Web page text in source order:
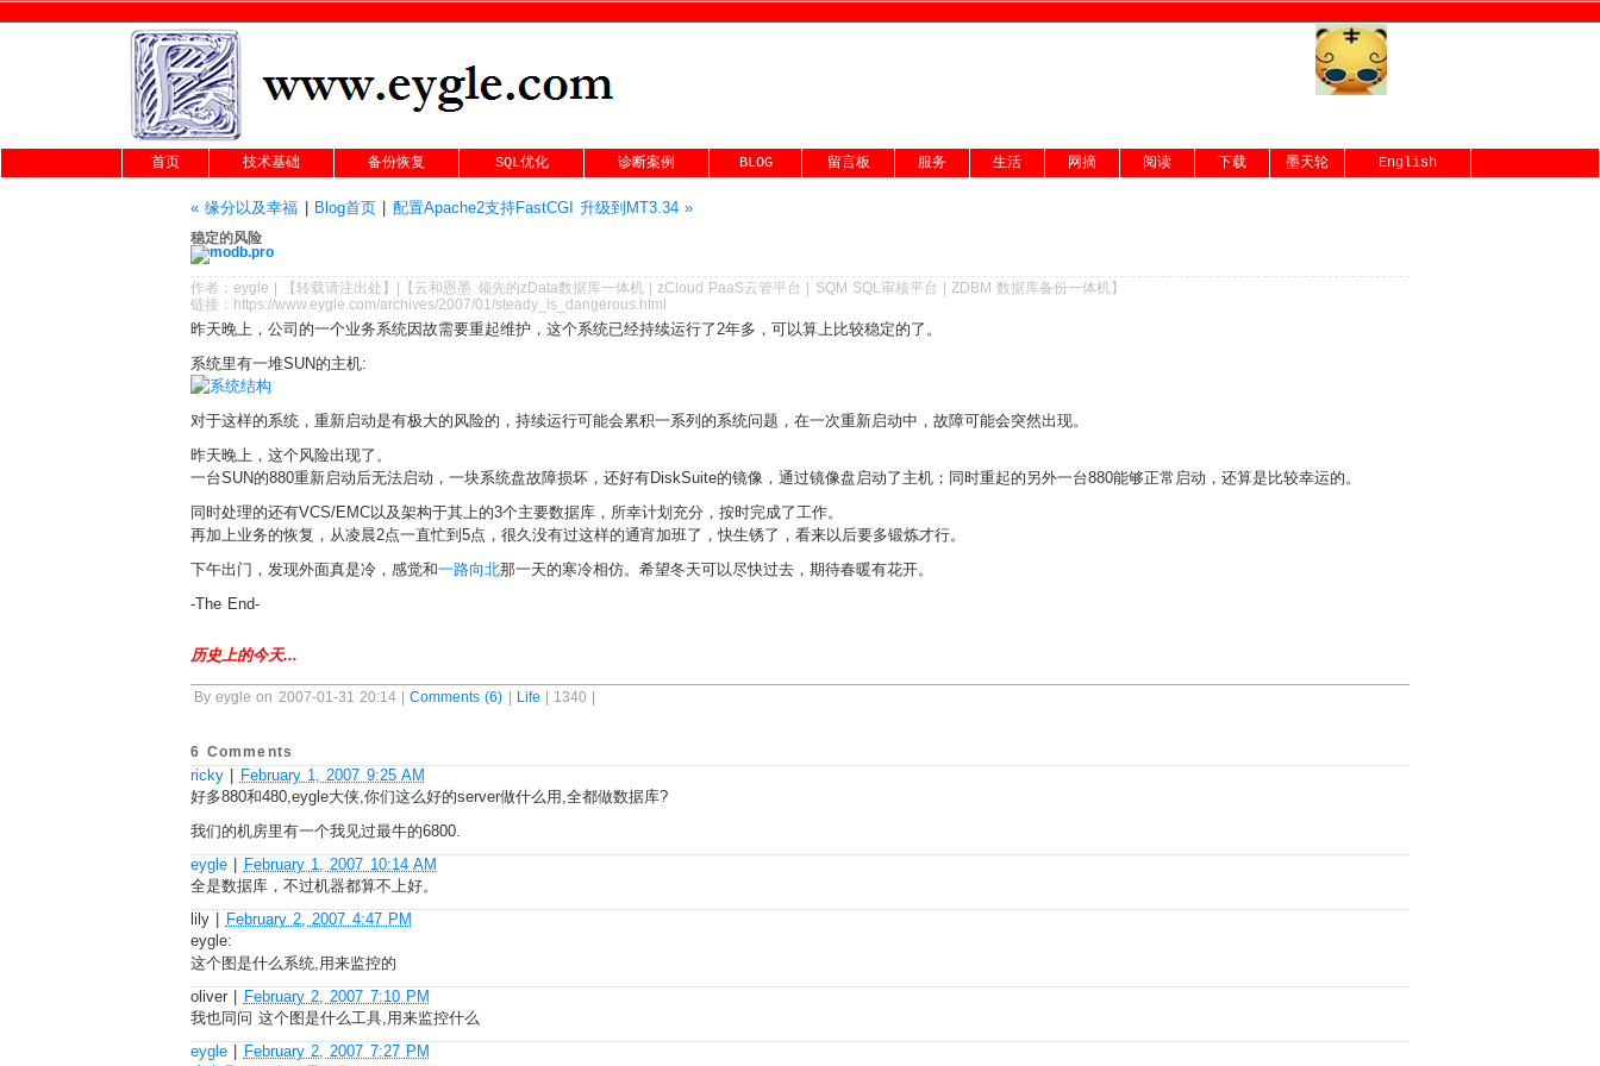
首页 技术基础 备份恢复 SQL优化 诊断案例 BLOG 留言板 服务 生活 网摘 阅读 下载 墨天轮 English
« 缘分以及幸福 Blog首页| 配置Apache2支持FastCGI 升级到MT3.34 »
稳定的风险
作者： eygle 【转载请注出处 】|【 云和恩墨 领先的zData数据库一体机|zCloud PaaS云管平台 SQM SQL审核平台 |ZDBM 数据库备份一体机】
链接： https://www.eygle.com/archives/2007/01/steady_is_dangerous.html
昨天晚上，公司的一个业务系统因故需要重起维护，这个系统已经持续运行了2年多，可以算上比较稳定的了。
系统里有一堆SUN的主机:
对于这样的系统，重新启动是有极大的风险的，持续运行可能会累积一系列的系统问题，在一次重新启动中，故障可能会突然出现。
昨天晚上，这个风险出现了。
一台SUN的880重新启动后无法启动，一块系统盘故障损坏，还好有DiskSuite的镜像，通过镜像盘启动了主机；同时重起的另外一台880能够正常启动，还算是比较幸运的。
同时处理的还有VCS/EMC以及架构于其上的3个主要数据库，所幸计划充分，按时完成了工作。
再加上业务的恢复，从凌晨2点一直忙到5点，很久没有过这样的通宵加班了，快生锈了，看来以后要多锻炼才行。
下午出门，发现外面真是冷，感觉和一路向北那一天的寒冷相仿。希望冬天可以尽快过去，期待春暖有花开。
-The End-
历史上的今天...
By eygle on 2007-01-31 20:14 |Comments (6) | Life | 1340 |
6 Comments
ricky | February 1, 2007 9:25 AM
好多880和480,eygle大侠,你们这么好的server做什么用,全都做数据库?
我们的机房里有一个我见过最牛的6800.
eygle | February 1, 2007 10:14 AM
全是数据库，不过机器都算不上好。
lily | February 2, 2007 4:47 PM
eygle:
这个图是什么系统,用来监控的
oliver | February 2, 2007 7:10 PM
我也同问 这个图是什么工具,用来监控什么
eygle | February 2, 2007 7:27 PM